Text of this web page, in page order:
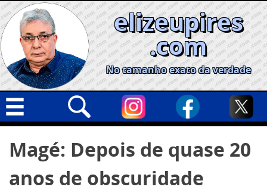
Skip
to
content
elizeupires
.com
No tamanho exato da verdade
Geral
Cidades
por:
Magé: Depois de quase 20
anos de obscuridade